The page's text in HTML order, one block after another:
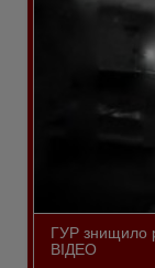
ГУР знищило
ВІДЕО